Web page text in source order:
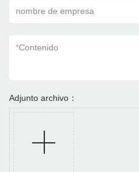
nombre de empresa
*Contenido
Adjunto archivo：